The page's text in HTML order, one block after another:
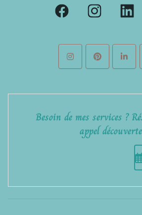
Besoin de mes services ?
appel découverte